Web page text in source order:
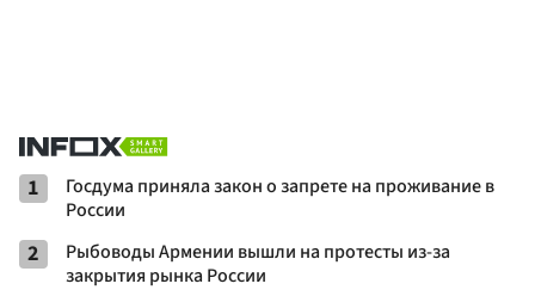
1
Госдума приняла закон о запрете на проживание в
России
2
Рыбоводы Армении вышли на протесты из-за
закрытия рынка России